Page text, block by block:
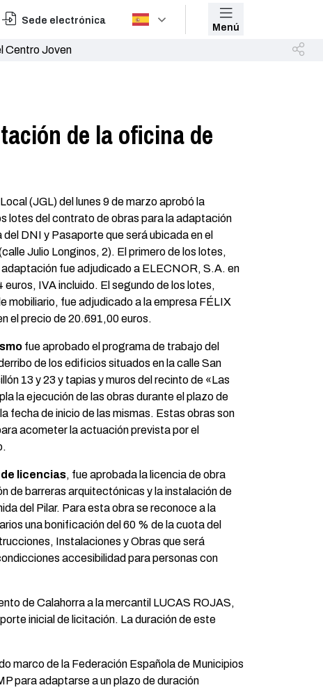
Sede electrónica
Menú
Centro Joven
de la oficina de
(JGL) del lunes 9 de marzo aprobó la
lotes del contrato de obras para la adaptación
DNI y Pasaporte que será ubicada en el
Julio Longinos, 2). El primero de los lotes,
fue adjudicado a ELECNOR, S.A. en
IVA incluido. El segundo de los lotes,
mobiliario, fue adjudicado a la empresa FÉLIX
el precio de 20.691,00 euros.
fue aprobado el programa de trabajo del
de los edificios situados en la calle San
13 y 23 y tapias y muros del recinto de «Las
la ejecución de las obras durante el plazo de
fecha de inicio de las mismas. Estas obras son
acometer la actuación prevista por el
licencias, fue aprobada la licencia de obra
de barreras arquitectónicas y la instalación de
del Pilar. Para esta obra se reconoce a la
una bonificación del 60 % de la cuota del
Instalaciones y Obras que será
accesibilidad para personas con
de Calahorra a la mercantil LUCAS ROJAS,
inicial de licitación. La duración de este
marco de la Federación Española de Municipios
para adaptarse a un plazo de duración